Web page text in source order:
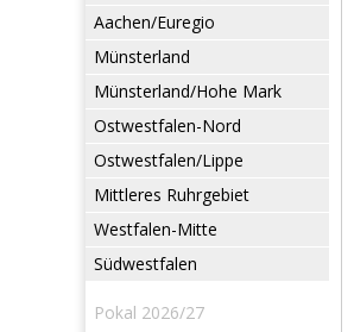
Aachen/Euregio
Münsterland
Münsterland/Hohe Mark
Ostwestfalen-Nord
Ostwestfalen/Lippe
Mittleres Ruhrgebiet
Westfalen-Mitte
Südwestfalen
Pokal 2026/27